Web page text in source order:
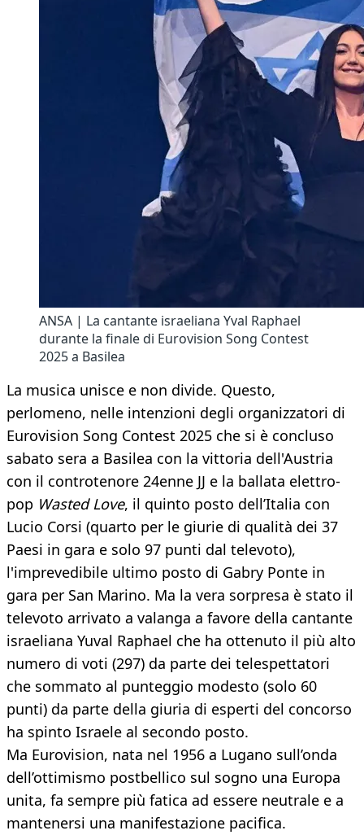
ANSA | La cantante israeliana Yval Raphael
durante la finale di Eurovision Song Contest
2025 a Basilea
La musica unisce e non divide. Questo,
perlomeno, nelle intenzioni degli organizzatori di
Eurovision Song Contest 2025 che si è concluso
sabato sera a Basilea con la vittoria dell'Austria
con il controtenore 24enne JJ e la ballata elettro-
pop Wasted Love, il quinto posto dell’Italia con
Lucio Corsi (quarto per le giurie di qualità dei 37
Paesi in gara e solo 97 punti dal televoto),
l'imprevedibile ultimo posto di Gabry Ponte in
gara per San Marino. Ma la vera sorpresa è stato il
televoto arrivato a valanga a favore della cantante
israeliana Yuval Raphael che ha ottenuto il più alto
numero di voti (297) da parte dei telespettatori
che sommato al punteggio modesto (solo 60
punti) da parte della giuria di esperti del concorso
ha spinto Israele al secondo posto.
Ma Eurovision, nata nel 1956 a Lugano sull’onda
dell’ottimismo postbellico sul sogno una Europa
unita, fa sempre più fatica ad essere neutrale e a
mantenersi una manifestazione pacifica.